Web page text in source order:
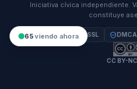
Iniciativa cívica independiente.
constituye
SSL DMCA
CC BY-
65viendo ahora